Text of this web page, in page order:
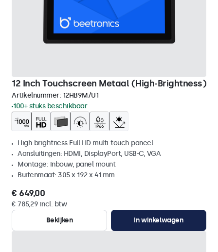
12 Inch Touchscreen Metaal (High-Brightness)
Artikelnummer: 12HB9M/U1
100+ stuks beschikbaar
High brightness Full HD multi-touch paneel
Aansluitingen: HDMI, DisplayPort, USB-C, VGA
Montage: inbouw, panel mount
Buitenmaat: 305 x 192 x 41 mm
€ 649,00
€ 785,29 incl. btw
Bekijken
In winkelwagen